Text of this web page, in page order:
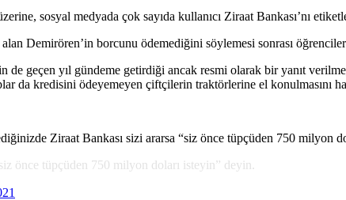
sosyal medyada çok sayıda kullanıcı Ziraat Bankası’nı
Demirören’in borcunu ödemediğini söylemesi sonrası
geçen yıl gündeme getirdiği ancak resmi olarak bir yanıt
da kredisini ödeyemeyen çiftçilerin traktörlerine el konulmasını
Ziraat Bankası sizi ararsa “siz önce tüpçüden 750 milyon
önce tüpçüden 750 milyon doları isteyin” deyin.